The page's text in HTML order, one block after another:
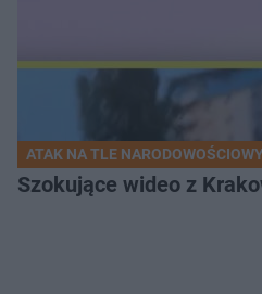
ATAK NA TLE
Szokujące wideo z